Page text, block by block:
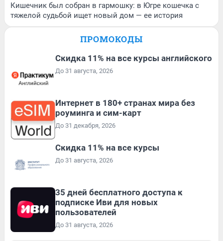
Кишечник был собран в гармошку: в Югре кошечка с
тяжелой судьбой ищет новый дом — ее история
ПРОМОКОДЫ
Скидка 11% на все курсы английского
До 31 августа, 2026
Интернет в 180+ странах мира без
роуминга и сим-карт
До 31 декабря, 2026
Скидка 11% на все курсы
До 31 августа, 2026
35 дней бесплатного доступа к
подписке Иви для новых
пользователей
До 31 августа, 2026